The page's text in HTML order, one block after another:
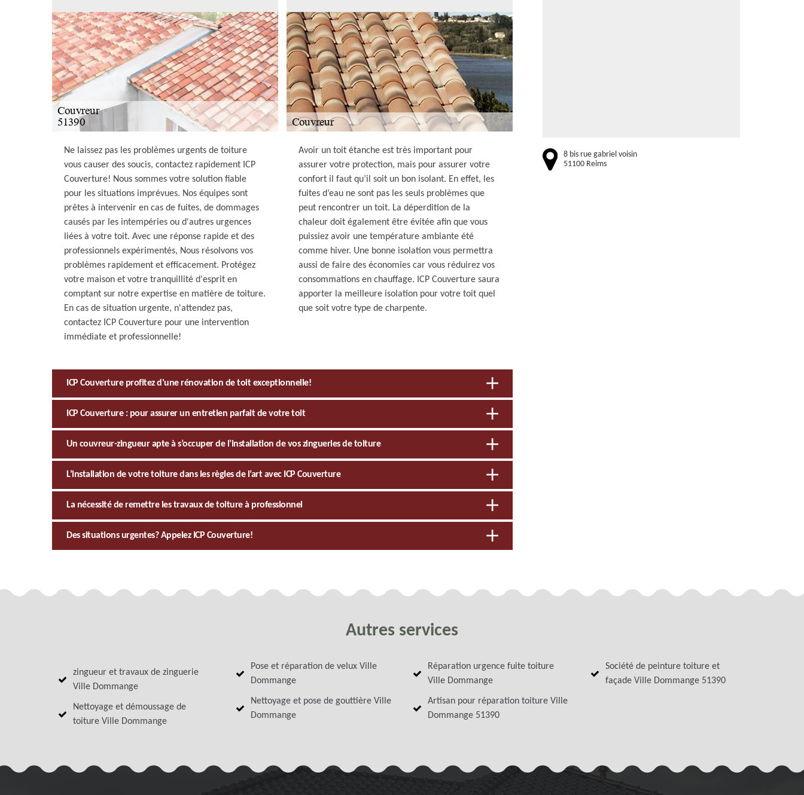
Ne laissez pas les problèmes urgents de toiture
vous causer des soucis, contactez rapidement ICP
Couverture! Nous sommes votre solution fiable
pour les situations imprévues. Nos équipes sont
prêtes à intervenir en cas de fuites, de dommages
causés par les intempéries ou d'autres urgences
liées à votre toit. Avec une réponse rapide et des
professionnels expérimentés, Nous résolvons vos
problèmes rapidement et efficacement. Protégez
votre maison et votre tranquillité d'esprit en
comptant sur notre expertise en matière de toiture.
En cas de situation urgente, n'attendez pas,
contactez ICP Couverture pour une intervention
immédiate et professionnelle!
Avoir un toit étanche est très important pour
assurer votre protection, mais pour assurer votre
confort il faut qu’il soit un bon isolant. En effet, les
fuites d’eau ne sont pas les seuls problèmes que
peut rencontrer un toit. La déperdition de la
chaleur doit également être évitée afin que vous
puissiez avoir une température ambiante été
comme hiver. Une bonne isolation vous permettra
aussi de faire des économies car vous réduirez vos
consommations en chauffage. ICP Couverture saura
apporter la meilleure isolation pour votre toit quel
que soit votre type de charpente.
ICP Couverture profitez d'une rénovation de toit exceptionnelle!
ICP Couverture : pour assurer un entretien parfait de votre toit
Un couvreur-zingueur apte à s’occuper de l’installation de vos zingueries de toiture
L’installation de votre toiture dans les règles de l’art avec ICP Couverture
La nécessité de remettre les travaux de toiture à professionnel
Des situations urgentes? Appelez ICP Couverture!
8 bis rue gabriel voisin
51100 Reims
Autres services
zingueur et travaux de zinguerie
Ville Dommange
Nettoyage et démoussage de
toiture Ville Dommange
Pose et réparation de velux Ville
Dommange
Nettoyage et pose de gouttière Ville
Dommange
Réparation urgence fuite toiture
Ville Dommange
Artisan pour réparation toiture Ville
Dommange 51390
Société de peinture toiture et
façade Ville Dommange 51390